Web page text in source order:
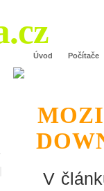
Úvod
Počítače
V